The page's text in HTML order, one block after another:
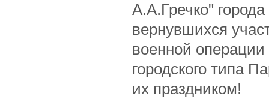
А.А.Гречко"
вернувшихся
военной
городского типа
их праздником!